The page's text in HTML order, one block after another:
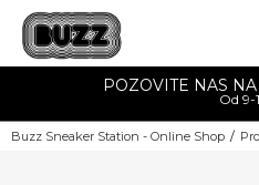
POZOVITE NAS
Od 9-
Buzz Sneaker Station - Online Shop